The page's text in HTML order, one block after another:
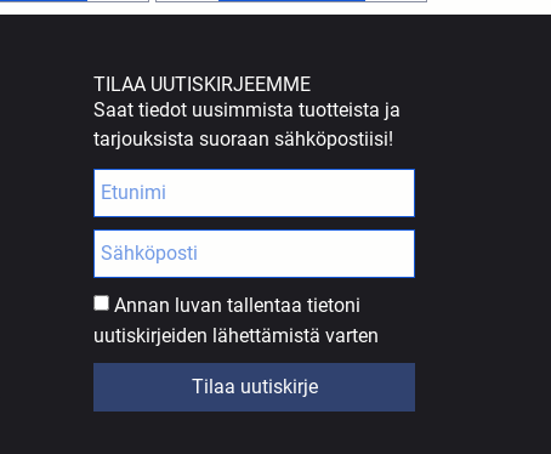
TILAA UUTISKIRJEEMME
Saat tiedot uusimmista tuotteista ja
tarjouksista suoraan sähköpostiisi!
Annan luvan tallentaa tietoni
uutiskirjeiden lähettämistä varten
Tilaa uutiskirje